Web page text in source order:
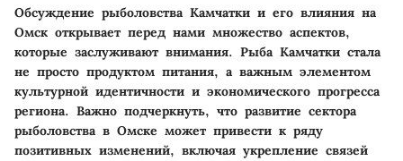
Обсуждение рыболовства Камчатки и его влияния на
Омск открывает перед нами множество аспектов,
которые заслуживают внимания. Рыба Камчатки стала
не просто продуктом питания, а важным элементом
культурной идентичности и экономического прогресса
региона. Важно подчеркнуть, что развитие сектора
рыболовства в Омске может привести к ряду
позитивных изменений, включая укрепление связей